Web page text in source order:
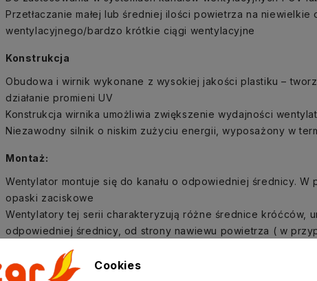
Przetłaczanie małej lub średniej ilości powietrza na
wentylacyjnego/bardzo krótkie ciągi wentylacyjne
Konstrukcja
Obudowa i wirnik wykonane z wysokiej jakości plastiku –
działanie promieni UV
Konstrukcja wirnika umożliwia zwiększenie wydajności
Niezawodny silnik o niskim zużyciu energii, wyposażony w
Montaż:
Wentylator montuje się do kanału o odpowiedniej średnicy. W
opaski zaciskowe
Wentylatory tej serii charakteryzują różne średnice króćców,
odpowiedniej średnicy, od strony nawiewu powietrza ( w
wentylacyjnego lub w miejsce istniejącej kratki wentylacyjnej)
Możliwy jest montaż dwóch wentylatorów szeregowo dla
Cookies